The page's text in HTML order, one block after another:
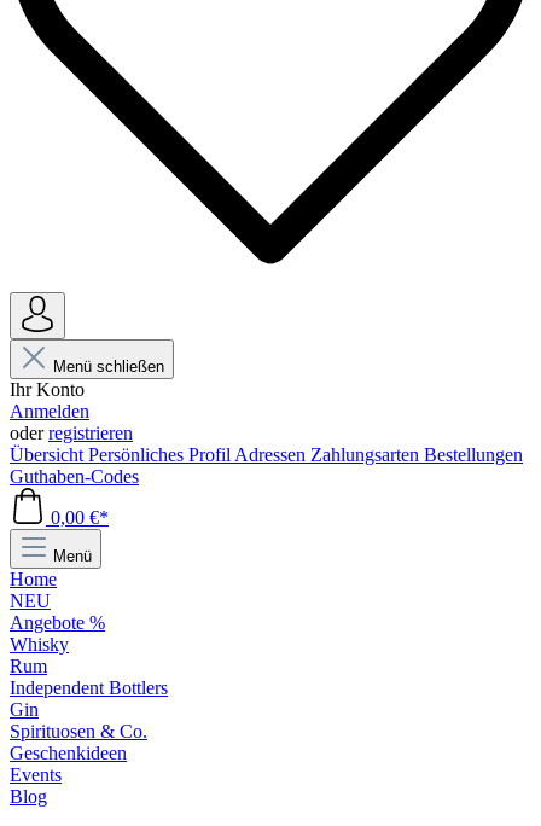
Menü schließen
Ihr Konto
Anmelden
oderregistrieren
Übersicht Persönliches Profil Adressen Zahlungsarten Bestellungen
Guthaben-Codes
0,00 €*
Menü
Home
NEU
Angebote %
Whisky
Rum
Independent Bottlers
Gin
Spirituosen & Co.
Geschenkideen
Events
Blog